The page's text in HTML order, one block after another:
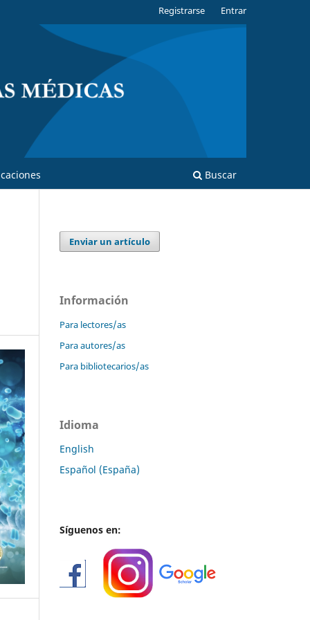
Buscar
Registrarse Entrar
Enviar un artículo
Información
Para lectores/as
Para autores/as
Para bibliotecarios/as
Idioma
English
Español (España)
Síguenos en: